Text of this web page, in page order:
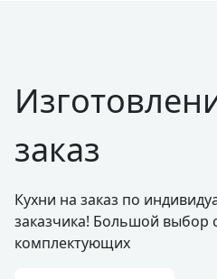
заказ
Кухни на заказ по
заказчика! Большой выбор
комплектующих